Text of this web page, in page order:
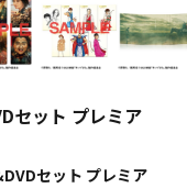
セット プレミア
セット プレミア